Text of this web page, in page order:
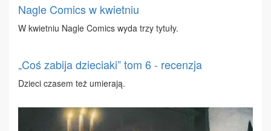
Nagle Comics w kwietniu
W kwiet­niu Na­gle Co­mics wy­da trzy ty­tu­ły.
„Coś zabija dzieciaki” tom 6 - recenzja
Dzie­ci cza­sem też umie­ra­ją.